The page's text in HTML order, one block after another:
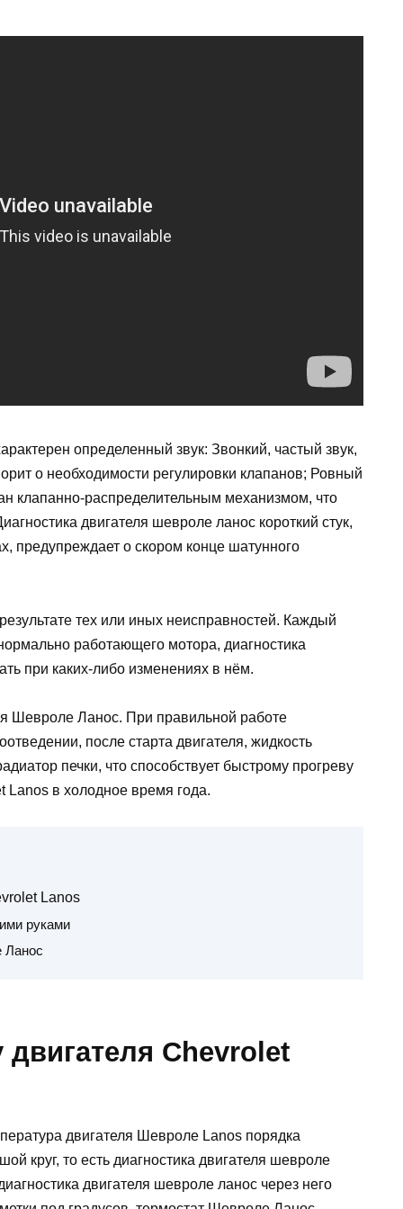
определенный звук: Звонкий, частый звук,
о необходимости регулировки клапанов; Ровный
клапанно-распределительным механизмом, что
двигателя шевроле ланос короткий стук,
о скором конце шатунного
тех или иных неисправностей. Каждый
работающего мотора, диагностика
при каких-либо изменениях в нём.
Шевроле Ланос. При правильной работе
после старта двигателя, жидкость
печки, что способствует быстрому прогреву
Lanos в холодное время года.
Lanos
руками
Ланос
двигателя Chevrolet
двигателя Шевроле Lanos порядка
круг, то есть диагностика двигателя шевроле
двигателя шевроле ланос через него